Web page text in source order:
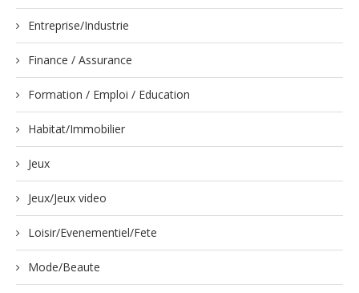
Entreprise/Industrie
Finance / Assurance
Formation / Emploi / Education
Habitat/Immobilier
Jeux
Jeux/Jeux video
Loisir/Evenementiel/Fete
Mode/Beaute